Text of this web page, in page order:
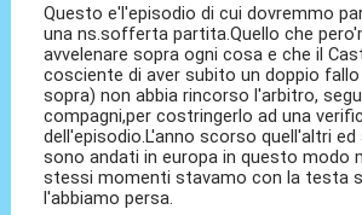
Questo e'l'episodio di cui dovremmo
una ns.sofferta partita.Quello che
avvelenare sopra ogni cosa e che il
cosciente di aver subito un doppio
sopra) non abbia rincorso l'arbitro,
compagni,per costringerlo ad una
dell'episodio.L'anno scorso quell'altri
sono andati in europa in questo modo
stessi momenti stavamo con la testa
l'abbiamo persa.